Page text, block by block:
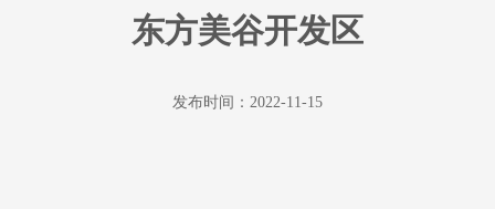
东方美谷开发区
发布时间：2022-11-15